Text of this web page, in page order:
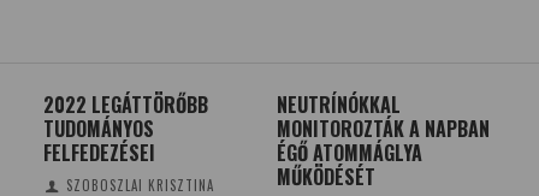
2022 LEGÁTTÖRŐBB
TUDOMÁNYOS
FELFEDEZÉSEI
SZOBOSZLAI KRISZTINA
NEUTRÍNÓKKAL
MONITOROZTÁK A NAPBAN
ÉGŐ ATOMMÁGLYA
MŰKÖDÉSÉT